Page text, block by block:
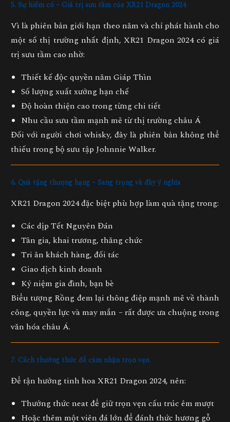
5. Sự hiếm có – Giá trị sưu tầm của XR21 Dragon 2024
Vì là phiên bản giới hạn theo nămvà chỉ phát hành cho
một số thị trường nhất định, XR21 Dragon 2024 có giá
trị sưu tầm cao nhờ:
Thiết kế độc quyền năm Giáp Thìn
Số lượng xuất xưởng hạn chế
Độ hoàn thiện cao trong từng chi tiết
Nhu cầu sưu tầm mạnh mẽ từ thị trường châu Á
Đối với người chơi whisky, đây là phiên bản không thể
thiếu trong bộ sưu tập Johnnie Walker.
6. Quà tặng thượng hạng – Sang trọng và đầy ý nghĩa
XR21 Dragon 2024 đặc biệt phù hợp làm quà tặng trong:
Các dịp Tết Nguyên Đán
Tân gia, khai trương, thăng chức
Tri ân khách hàng, đối tác
Giao dịch kinh doanh
Kỷ niệm gia đình, bạn bè
Biểu tượng Rồng đem lại thông điệp mạnh mẽ về thành
công, quyền lực và may mắn – rất được ưa chuộng trong
văn hóa châu Á.
7. Cách thưởng thức để cảm nhận trọn vẹn
Để tận hưởng tinh hoa XR21 Dragon 2024, nên:
Thưởng thức neatđể giữ trọn vẹn cấu trúc êm mượt
Hoặc thêm một viên đá lớn để đánh thức hương gỗ